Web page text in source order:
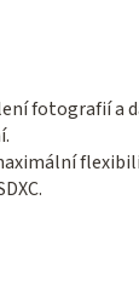
fotografií a